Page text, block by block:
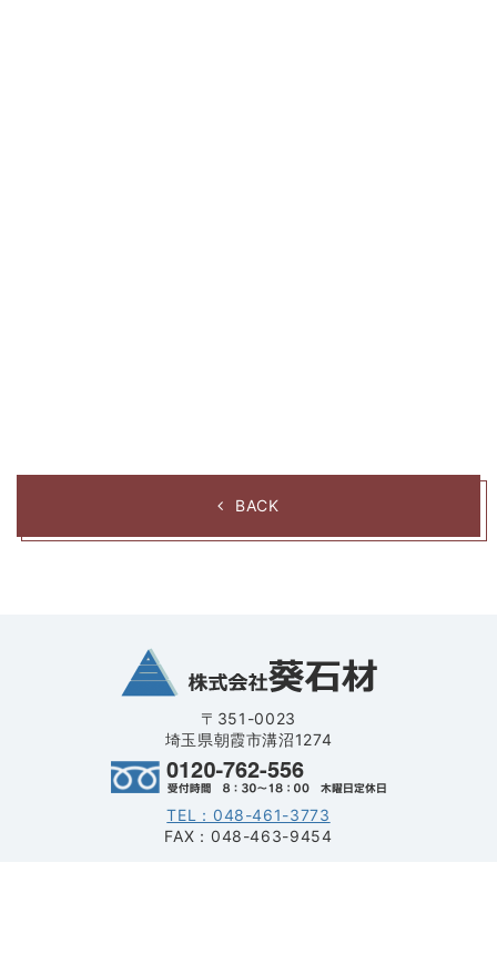
BACK
〒351-0023
埼玉県朝霞市溝沼1274
TEL：048-461-3773
FAX：048-463-9454